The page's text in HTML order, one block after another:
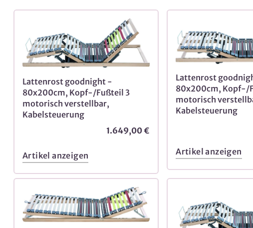
Lattenrost goodnight -
80x200cm, Kopf-/Fußteil 3
motorisch verstellbar,
Kabelsteuerung
1.649,00 €
Artikel anzeigen
Lattenrost
80x200cm, Kopf-/
motorisch
Kabelsteuerung
Artikel anzeigen